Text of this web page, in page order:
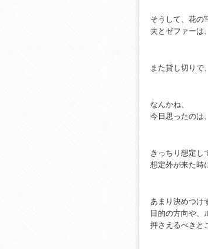
そうして、花の
夫とゼファーは
また貸し切りで
なんかね、
今日思ったのは、
きっちり想定し
想定外が来た時
あまり決めつけ
目的の方向や、
押さえるべきと